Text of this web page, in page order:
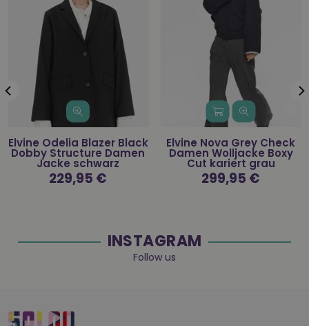
Elvine Odelia Blazer Black
Dobby Structure Damen
Jacke schwarz
Normaler
Preis
229,95 €
Elvine Nova Grey Check
Damen Wolljacke Boxy
Cut kariert grau
Normaler
Preis
299,95 €
INSTAGRAM
Follow us